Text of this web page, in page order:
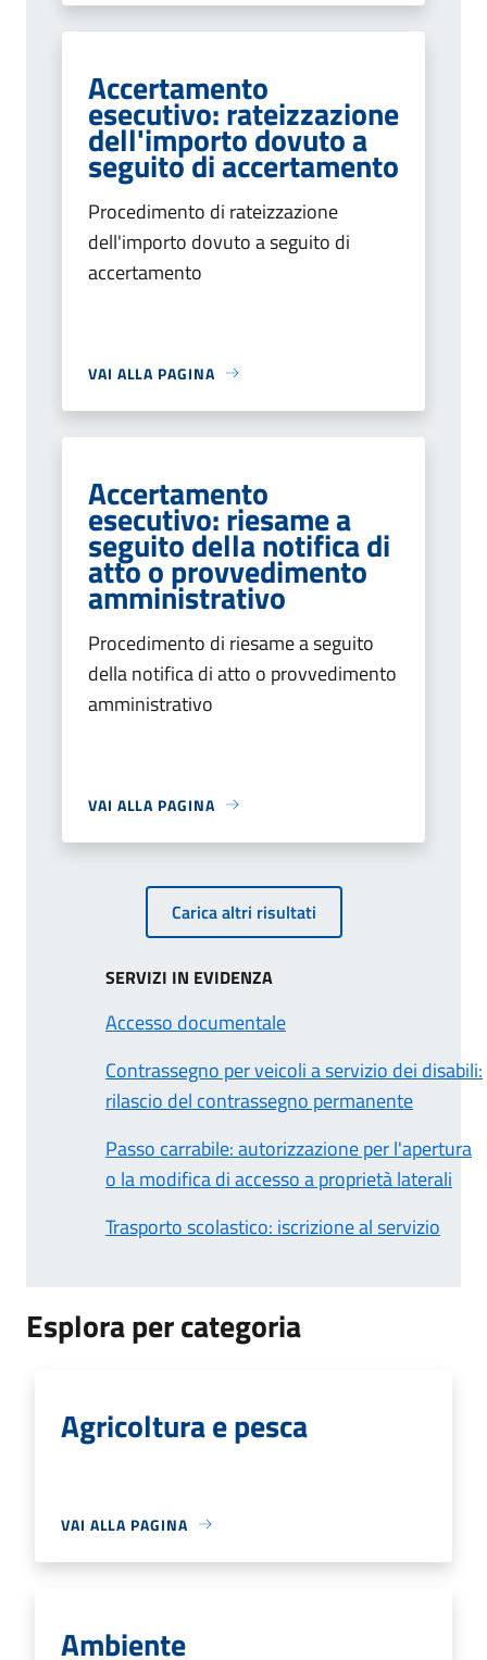
Accertamento
esecutivo: rateizzazione
dell'importo dovuto a
seguito di accertamento
Procedimento di rateizzazione
dell'importo dovuto a seguito di
accertamento
VAI ALLA PAGINA
Accertamento
esecutivo: riesame a
seguito della notifica di
atto o provvedimento
amministrativo
Procedimento di riesame a seguito
della notifica di atto o provvedimento
amministrativo
VAI ALLA PAGINA
Carica altri risultati
SERVIZI IN EVIDENZA
Accesso documentale
Contrassegno per veicoli a servizio dei disabili:
rilascio del contrassegno permanente
Passo carrabile: autorizzazione per l'apertura
o la modifica di accesso a proprietà laterali
Trasporto scolastico: iscrizione al servizio
Esplora per categoria
Agricoltura e pesca
VAI ALLA PAGINA
Ambiente